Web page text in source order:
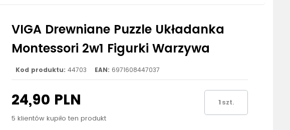
VIGA Drewniane Puzzle Układanka
Montessori 2w1 Figurki Warzywa
Kod produktu: 44703 EAN: 6971608447037
24,90 PLN
5 klientów kupiło ten produkt
szt.